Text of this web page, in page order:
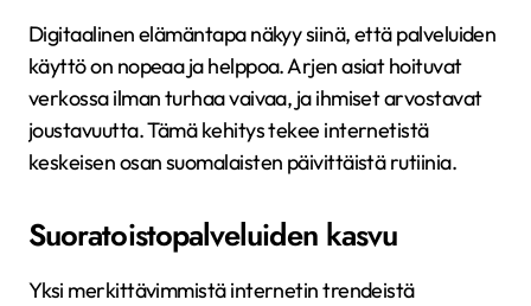
Digitaalinen elämäntapa näkyy siinä, että palveluiden
käyttö on nopeaa ja helppoa. Arjen asiat hoituvat
verkossa ilman turhaa vaivaa, ja ihmiset arvostavat
joustavuutta. Tämä kehitys tekee internetistä
keskeisen osan suomalaisten päivittäistä rutiinia.
Suoratoistopalveluiden kasvu
Yksi merkittävimmistä internetin trendeistä